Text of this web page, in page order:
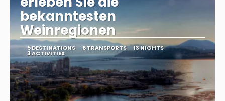
bekanntesten
Weinregionen
5 DESTINATIONS 6 TRANSPORTS 13 NIGHTS
3 ACTIVITIES